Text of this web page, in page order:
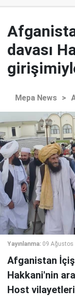
davası
Mepa News >
Yayınlanma: 09 Ağustos
Afganistan
Hakkani'nin
Host